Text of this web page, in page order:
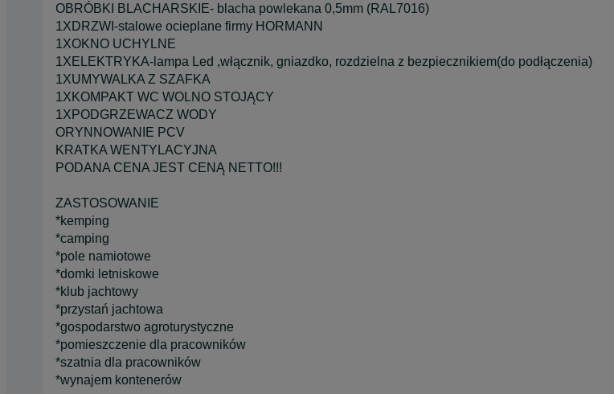
OBRÓBKI BLACHARSKIE- blacha powlekana 0,5mm (RAL7016)
1XDRZWI-stalowe ocieplane firmy HORMANN
1XOKNO UCHYLNE
1XELEKTRYKA-lampa Led ,włącznik, gniazdko, rozdzielna z bezpiecznikiem(do podłączenia)
1XUMYWALKA Z SZAFKA
1XKOMPAKT WC WOLNO STOJĄCY
1XPODGRZEWACZ WODY
ORYNNOWANIE PCV
KRATKA WENTYLACYJNA
PODANA CENA JEST CENĄ NETTO!!!
ZASTOSOWANIE
*kemping
*camping
*pole namiotowe
*domki letniskowe
*klub jachtowy
*przystań jachtowa
*gospodarstwo agroturystyczne
*pomieszczenie dla pracowników
*szatnia dla pracowników
*wynajem kontenerów